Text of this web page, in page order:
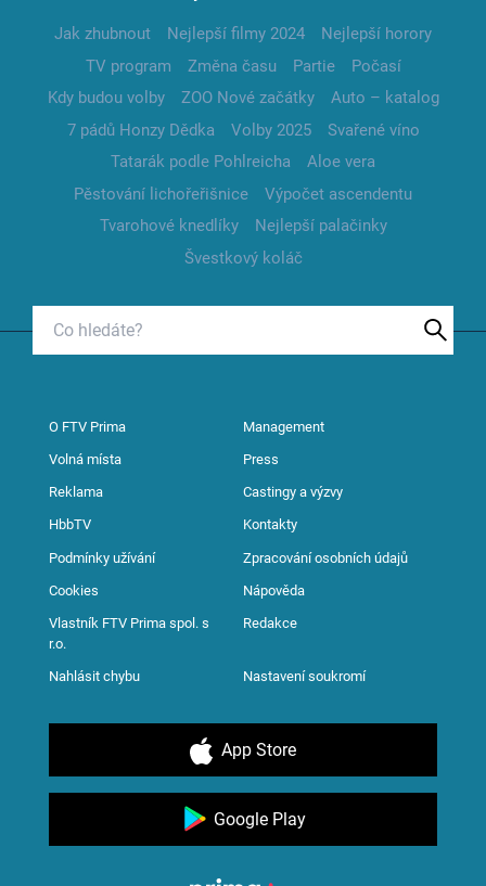
Jak zhubnout Nejlepší filmy 2024
Nejlepší horory
TV program
Změna času Partie
Počasí
Kdy budou volby
ZOO Nové začátky
Auto – katalog
7 pádů Honzy Dědka
Volby 2025
Svařené víno
Tatarák podle Pohlreicha
Aloe vera
Pěstování lichořeřišnice
Výpočet ascendentu
Tvarohové knedlíky
Nejlepší palačinky
Švestkový koláč
O FTV Prima Management
Volná místa Press
Reklama Castingy a výzvy
HbbTV Kontakty
Podmínky užívání Zpracování osobních údajů
Cookies Nápověda
Vlastník FTV Prima spol. s
r.o.
Redakce
Nahlásit chybu Nastavení soukromí
App Store
Google Play